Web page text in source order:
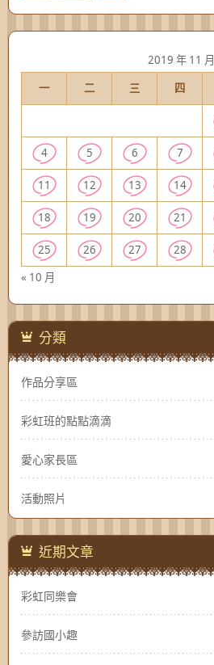
Feedly
2019 年 11 月
一
二 三 四
« 10 月
4 5 6 7
11 12 13 14
18 19 20 21
25 26 27 28
分類
作品分享區
彩虹班的點點滴滴
愛心家長區
活動照片
近期文章
彩虹同樂會
參訪國小趣